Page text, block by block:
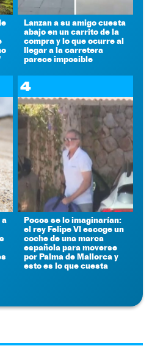
Lanzan a su amigo cuesta
abajo en un carrito de la
compra y lo que ocurre al
llegar a la carretera
parece imposible
a
4
Pocos se lo imaginarían:
el rey Felipe VI escoge un
coche de una marca
española para moverse
por Palma de Mallorca y
esto es lo que cuesta